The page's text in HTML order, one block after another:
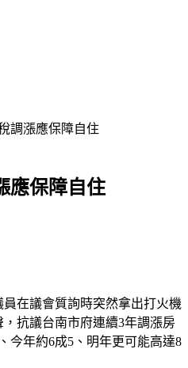
調漲應保障自住
應保障自住
在議會質詢時突然拿出打火機
抗議台南市府連續3年調漲房
今年約6成5、明年更可能高達8